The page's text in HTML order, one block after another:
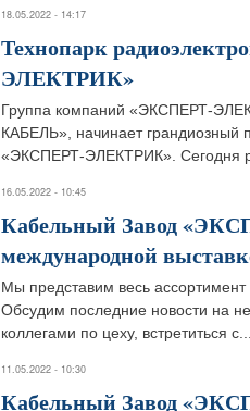
18.05.2022 - 14:17
Технопарк
ЭЛЕКТРИК»
Группа компаний «ЭКСПЕРТ-
КАБЕЛЬ», начинает грандиозный
«ЭКСПЕРТ-ЭЛЕКТРИК». Сегодня
16.05.2022 - 10:45
Кабельный Завод
международной
Мы представим весь
Обсудим последние новости на
коллегами по цеху, встретиться с...
11.05.2022 - 10:30
Кабельный Завод